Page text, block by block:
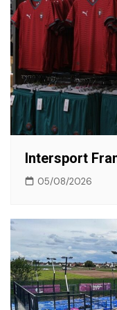
Intersport
05/08/2026